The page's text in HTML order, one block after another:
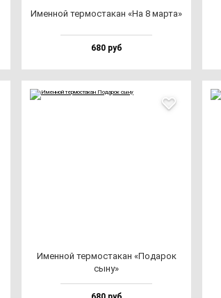
Имен­ной тер­мос­та­кан «На 8 мар­та»
680 руб
Имен­ной тер­мос­та­кан «Пода­рок
сы­ну»